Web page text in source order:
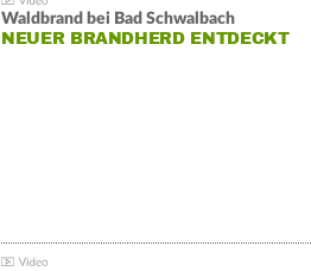
Waldbrand bei Bad Schwalbach
NEUER BRANDHERD ENTDECKT